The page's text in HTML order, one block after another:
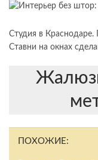
Студия в Краснодаре.
Ставни на окнах
ПОХОЖИЕ: